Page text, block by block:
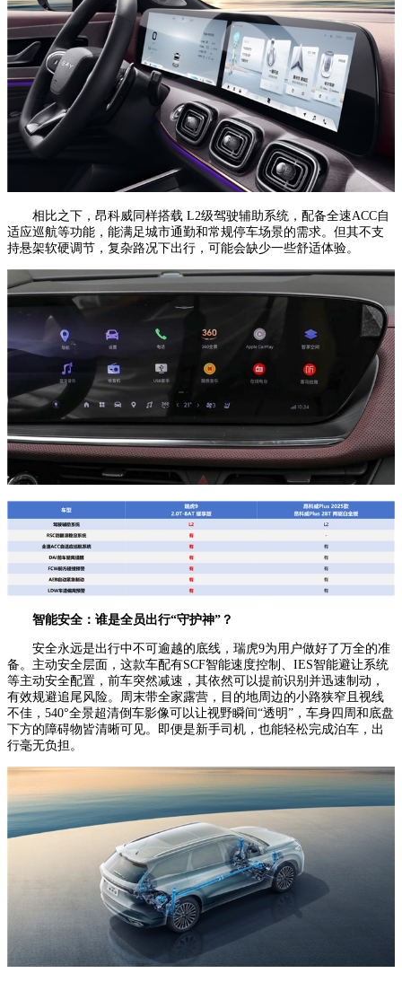
相比之下，昂科威同样搭载 L2级驾驶辅助系统，配备全速ACC自
适应巡航等功能，能满足城市通勤和常规停车场景的需求。但其不支
持悬架软硬调节，复杂路况下出行，可能会缺少一些舒适体验。
智能安全： 谁是全员出行“守护神”？
安全永远是出行中不可逾越的底线，瑞虎9为用户做好了万全的准
备。主动安全层面，这款车配有SCF智能速度控制、IES智能避让系统
等主动安全配置，前车突然减速，其依然可以提前识别并迅速制动，
有效规避追尾风险。周末带全家露营，目的地周边的小路狭窄且视线
不佳，540°全景超清倒车影像可以让视野瞬间“透明”，车身四周和底盘
下方的障碍物皆清晰可见。即便是新手司机，也能轻松完成泊车，出
行毫无负担。